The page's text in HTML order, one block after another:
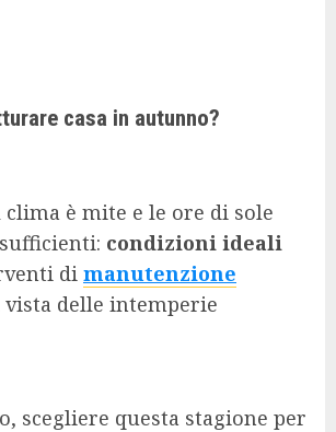
casa in autunno?
è mite e le ore di sole
condizioni ideali
di manutenzione
delle intemperie
scegliere questa stagione per